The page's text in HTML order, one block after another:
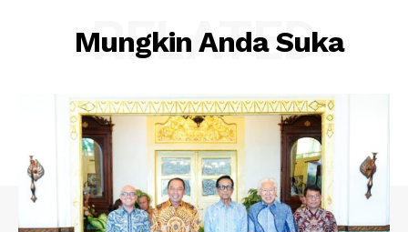
Mungkin Anda Suka
RELATED